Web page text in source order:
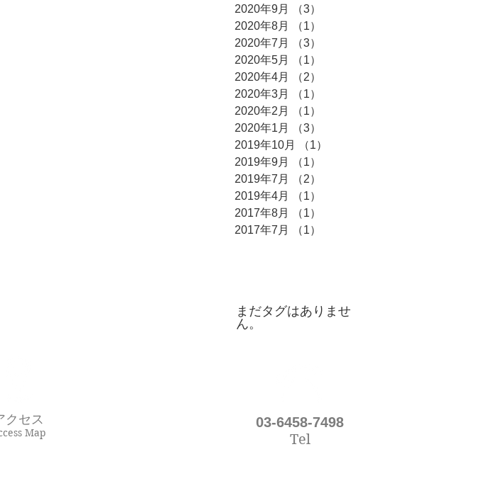
2020年9月
（3）
2020年8月
（1）
2020年7月
（3）
2020年5月
（1）
2020年4月
（2）
2020年3月
（1）
2020年2月
（1）
2020年1月
（3）
2019年10月
（1）
2019年9月
（1）
2019年7月
（2）
2019年4月
（1）
2017年8月
（1）
2017年7月
（1）
まだタグはありませ
ん。
クセス
Map
03-6458-7498
Tel